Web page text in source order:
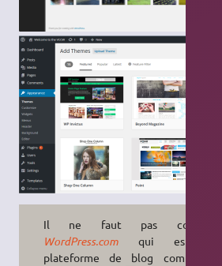
Il ne faut pas confondre
WordPress.comqui est une
plateforme de blog commerciale